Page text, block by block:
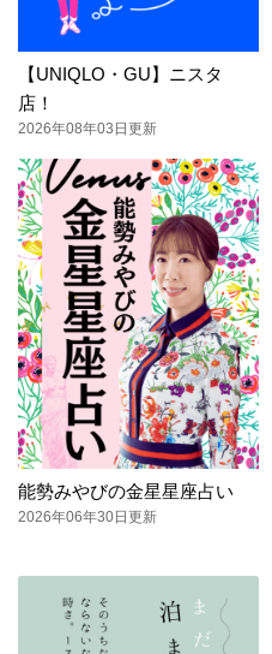
【UNIQLO・GU】ニスタ
店！
2026年08年03日更新
能勢みやびの金星星座占い
2026年06年30日更新